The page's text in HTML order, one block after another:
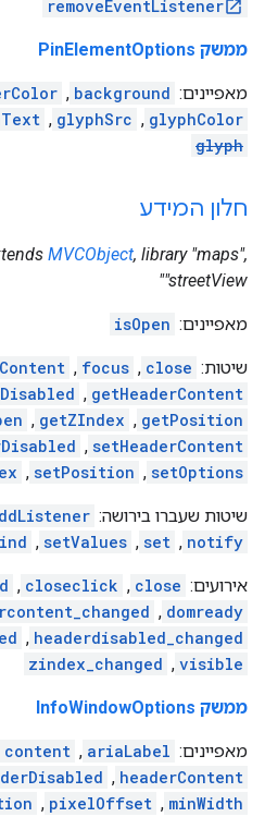
removeEventListener
ממשק PinElementOptions
מאפיינים: background
,
glyphColor
,
glyphSrc
,
glyph
חלון המידע
MVCObject, library "maps",
"streetView"
מאפיינים: isOpen
שיטות: close
,
focus
,
getHeaderContent
,
getPosition
,
getZIndex
,
setHeaderContent
,
setOptions
,
setPosition
,
שיטות שעברו בירושה:
notify
,
set
,
setValues
,
אירועים: close
,
closeclick
,
domready
,
headerdisabled_changed
,
visible
,
zindex_changed
ממשק InfoWindowOptions
מאפיינים: ariaLabel
,
content
headerContent
,
minWidth
,
pixelOffset
,